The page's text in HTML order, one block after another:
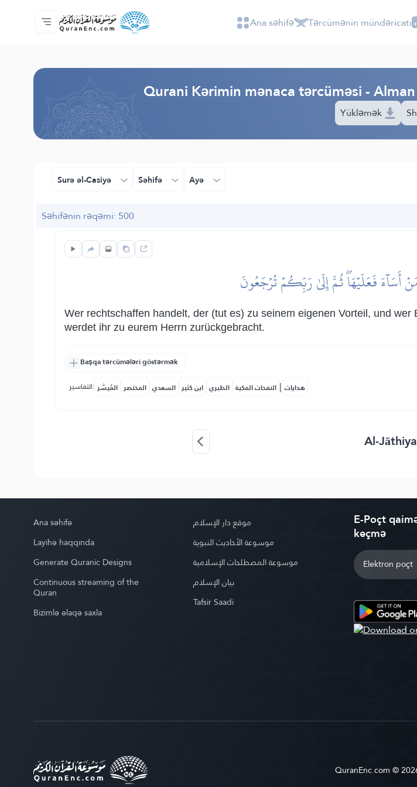
Ana səhifə
Tərcümənin mündəricatı
Audio
Tərtibatçıların xidməti - API
Layihə haqqında
Bizimlə əlaqə saxla
Dil Ana səhifə Tərcümənin mündəricatı
Qurani Kərimin mənaca tərcüməsi -
Yükləmək
Surə əl-Casiyə Səhifə Ayə
Səhifənin rəqəmi: 500
فَعَلَيۡهَاۖ ثُمَّ إِلَىٰ رَبِّكُمۡ تُرۡجَعُونَ
Wer rechtschaffen handelt, der (tut es) zu seinem eigenen Vorteil, und
werdet ihr zu eurem Herrn zurückgebracht.
Başqa tərcümələri göstərmək
التفاسير: المُيسَّر المختصر السعدي ابن كثير الطبري النفحات المكية | هدايات
Al-
Ana səhifə
Layihə haqqında
Generate Quranic Designs
Continuous streaming of the
Quran
Bizimlə əlaqə saxla
موقع دار الإسلام
موسوعة الأحاديث النبوية
موسوعة المصطلحات الإسلامية
بيان الإسلام
Tafsir Saadi
E-Poçt
keçmə
QuranEnc.com ©